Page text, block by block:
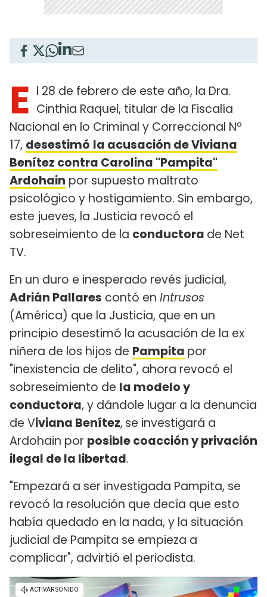
E l 28 de febrero de este año, la Dra.
Cinthia Raquel, titular de la Fiscalía
Nacional en lo Criminal y Correccional Nº
17, desestimó la acusación de Viviana
Benítez contra Carolina "Pampita"
Ardohain por supuesto maltrato
psicológico y hostigamiento. Sin embargo,
este jueves, la Justicia revocó el
sobreseimiento de la conductora de Net
TV.
En un duro e inesperado revés judicial,
Adrián Pallares contó en Intrusos
(América) que la Justicia, que en un
principio desestimó la acusación de la ex
niñera de los hijos de Pampita por
"inexistencia de delito", ahora revocó el
sobreseimiento de la modelo y
conductora, y dándole lugar a la denuncia
de Viviana Benítez, se investigará a
Ardohain por posible coacción y privación
ilegal de la libertad.
"Empezará a ser investigada Pampita, se
revocó la resolución que decía que esto
había quedado en la nada, y la situación
judicial de Pampita se empieza a
complicar", advirtió el periodista.